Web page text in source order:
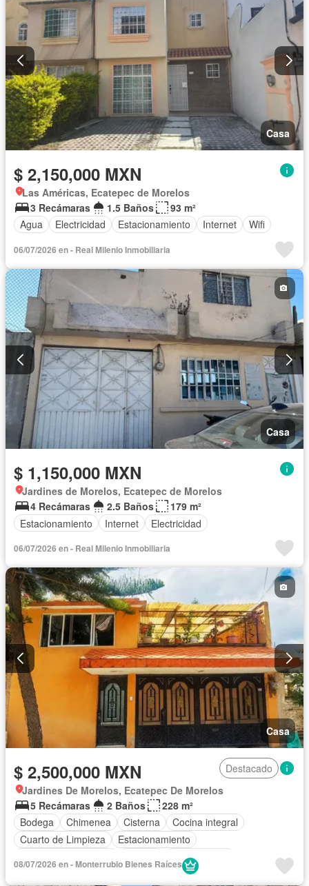
Casa
$ 2,150,000 MXN
Las Américas, Ecatepec de Morelos
3 Recámaras
1.5 Baños
93 m²
Agua
Electricidad Estacionamiento Internet Wifi
06/07/2026 en - Real Milenio Inmobiliaria
Casa
$ 1,150,000 MXN
Jardines de Morelos, Ecatepec de Morelos
4 Recámaras
2.5 Baños
179 m²
Estacionamiento
Internet Electricidad
06/07/2026 en - Real Milenio Inmobiliaria
Casa
$ 2,500,000 MXN
Destacado
Jardines De Morelos, Ecatepec De Morelos
5 Recámaras
2 Baños
228 m²
Bodega
Chimenea Cisterna
Cocina integral
Cuarto de Limpieza
Estacionamiento
Sin amueblar
08/07/2026 en - Monterrubio Bienes Raíces